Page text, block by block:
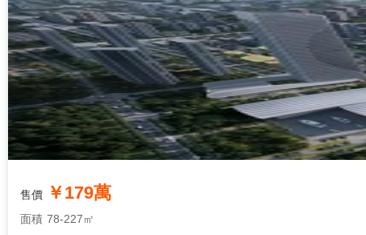
售價 ￥179萬
面積 78-227㎡